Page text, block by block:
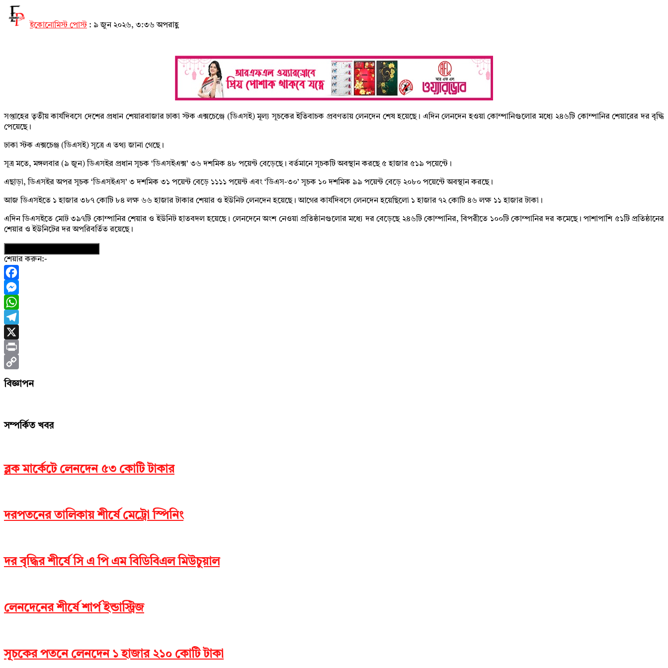
ইকোনোমিস্ট পোস্ট : ৯ জুন ২০২৬, ৩:৩৬ অপরাহ্ণ
সপ্তাহের তৃতীয় কার্যদিবসে দেশের প্রধান শেয়ারবাজার ঢাকা স্টক এক্সচেঞ্জে (ডিএসই) মূল্য সূচকের ইতিবাচক প্রবণতায় লেনদেন শেষ হয়েছে। এদিন লেনদেন হওয়া কোম্পানিগুলোর মধ্যে ২৪৬টি কোম্পানির শেয়ারের দর বৃদ্ধি
পেয়েছে।
ঢাকা স্টক এক্সচেঞ্জ (ডিএসই) সূত্রে এ তথ্য জানা গেছে।
সূত্র মতে, মঙ্গলবার (৯ জুন) ডিএসইর প্রধান সূচক ‘ডিএসইএক্স’ ৩৬ দশমিক ৪৮ পয়েন্ট বেড়েছে। বর্তমানে সূচকটি অবস্থান করছে ৫ হাজার ৫১৯ পয়েন্টে।
এছাড়া, ডিএসইর অপর সূচক ‘ডিএসইএস’ ৩ দশমিক ৩১ পয়েন্ট বেড়ে ১১১১ পয়েন্ট এবং ‘ডিএস-৩০’ সূচক ১০ দশমিক ৯৯ পয়েন্ট বেড়ে ২০৮০ পয়েন্টে অবস্থান করছে।
আজ ডিএসইতে ১ হাজার ৩৮৭ কোটি ৮৪ লক্ষ ৬৬ হাজার টাকার শেয়ার ও ইউনিট লেনদেন হয়েছে। আগের কার্যদিবসে লেনদেন হয়েছিলো ১ হাজার ৭২ কোটি ৪৬ লক্ষ ১১ হাজার টাকা।
এদিন ডিএসইতে মোট ৩৯৭টি কোম্পানির শেয়ার ও ইউনিট হাতবদল হয়েছে। লেনদেনে অংশ নেওয়া প্রতিষ্ঠানগুলোর মধ্যে দর বেড়েছে ২৪৬টি কোম্পানির, বিপরীতে ১০০টি কোম্পানির দর কমেছে। পাশাপাশি ৫১টি প্রতিষ্ঠানের
শেয়ার ও ইউনিটের দর অপরিবর্তিত রয়েছে।
শেয়ার করুন:-
Facebook
Messenger
WhatsApp
Telegram
X
Print
Copy
বিজ্ঞাপন
সম্পর্কিত খবর
ব্লক মার্কেটে লেনদেন ৫৩ কোটি টাকার
দরপতনের তালিকায় শীর্ষে মেট্রো স্পিনিং
দর বৃদ্ধির শীর্ষে সি এ পি এম বিডিবিএল মিউচুয়াল
লেনদেনের শীর্ষে শার্প ইন্ডাস্ট্রিজ
সূচকের পতনে লেনদেন ১ হাজার ২১০ কোটি টাকা